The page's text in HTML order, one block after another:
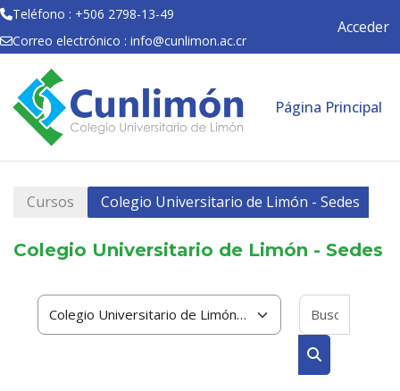
Teléfono : +506 2798-13-49
Correo electrónico : info@cunlimon.ac.cr
Acceder
Página Principal
Cursos Colegio Universitario de Limón - Sedes
Colegio Universitario de Limón - Sedes
Categorías
Buscar cursos